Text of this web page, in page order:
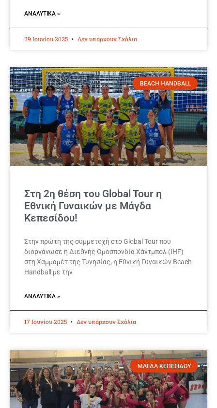
ΑΝΑΛΥΤΙΚΆ »
29 Ιουνίου 2025 Δεν υπάρχουν Σχόλια
BEACH HANDBALL
Στη 2η θέση του Global Tour η
Εθνική Γυναικών με Μάγδα
Κεπεσίδου!
Στην πρώτη της συμμετοχή στο Global Tour που
διοργάνωσε η Διεθνής Ομοσπονδία Χάντμπολ (IHF)
στη Χαμμαμέτ της Τυνησίας, η Εθνική Γυναικών Beach
Handball με την
ΑΝΑΛΥΤΙΚΆ »
17 Ιουνίου 2025 Δεν υπάρχουν Σχόλια
ΜΑΓΔΑ ΚΕΠΕΣΙΔΟΥ